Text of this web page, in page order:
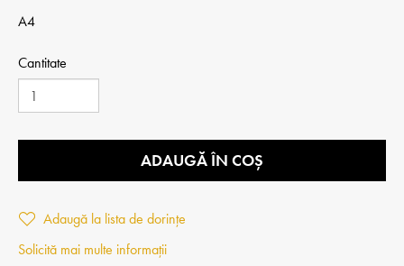
A4
Cantitate
ADAUGĂ ÎN COȘ
Adaugă la lista de dorințe
Solicită mai multe informații